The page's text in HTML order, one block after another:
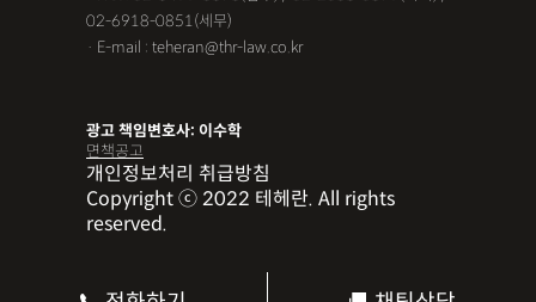
02-6918-0851(세무)
· E-mail : teheran@thr-law.co.kr
광고 책임변호사: 이수학
면책공고
개인정보처리 취급방침
Copyright ⓒ 2022 테헤란. All rights
reserved.